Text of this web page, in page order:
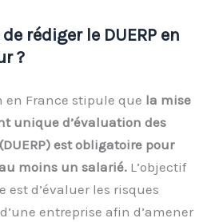
rédiger le DUERP en
?
en France stipule que la mise
unique d’évaluation des
est obligatoire pour
moins un salarié. L’objectif
d’évaluer les risques
entreprise afin d’amener